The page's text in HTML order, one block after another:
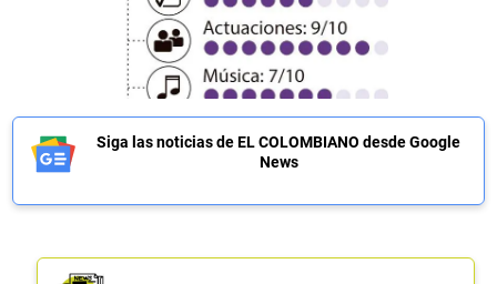
Siga las noticias de EL COLOMBIANO desde Google
News